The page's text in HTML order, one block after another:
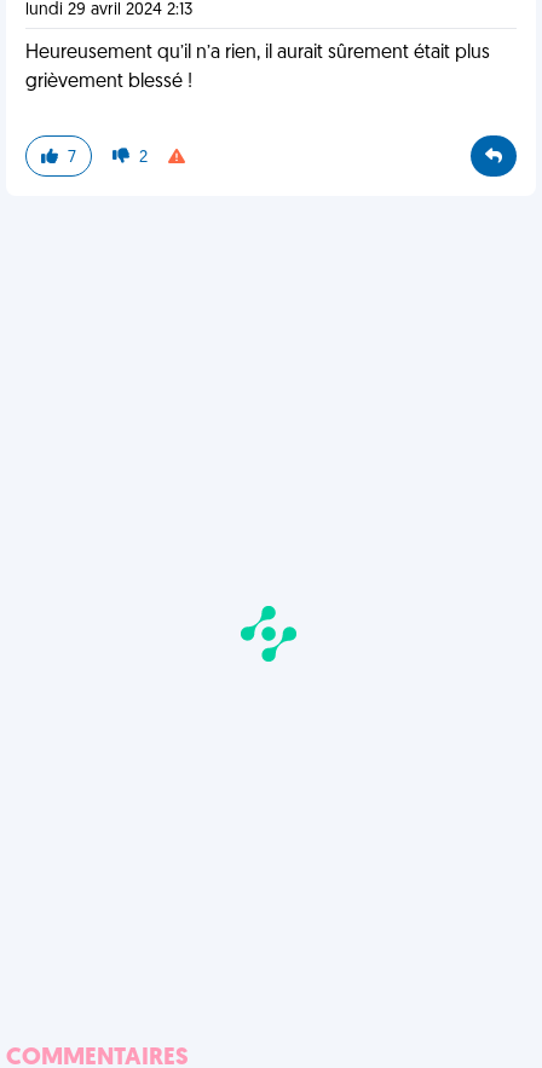
lundi 29 avril 2024 2:13
Heureusement qu’il n’a rien, il aurait sûrement était plus
grièvement blessé !
7 2
COMMENTAIRES